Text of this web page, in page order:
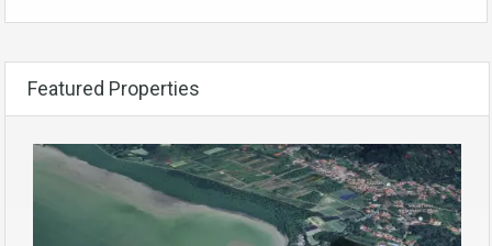
Featured Properties